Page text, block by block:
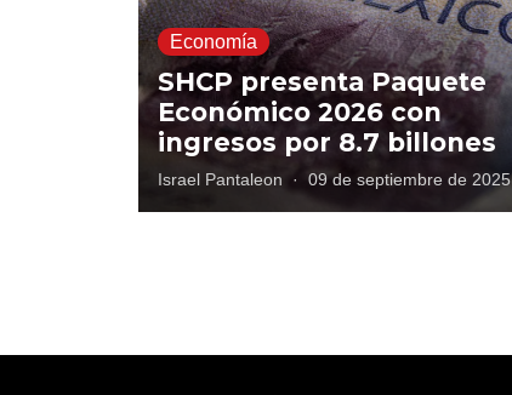
Economía
SHCP presenta Paquete
Económico 2026 con
ingresos por 8.7 billones
Israel Pantaleon · 09 de septiembre de 2025